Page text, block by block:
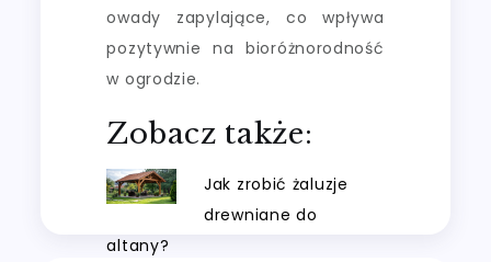
owady zapylające, co wpływa
pozytywnie na bioróżnorodność
w ogrodzie.
Zobacz także:
Jak zrobić żaluzje
drewniane do
altany?